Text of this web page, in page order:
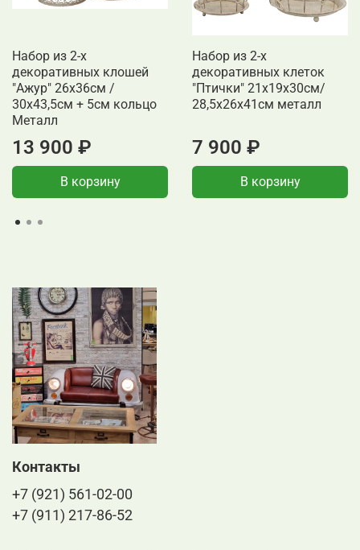
Набор из 2-х
декоративных клошей
"Ажур" 26x36см /
30x43,5см + 5см кольцо
Металл
13 900 ₽
В корзину
Набор из 2-х
декоративных клеток
"Птички" 21x19x30см/
28,5x26x41см металл
7 900 ₽
В корзину
Контакты
+7 (921) 561-02-00
+7 (911) 217-86-52